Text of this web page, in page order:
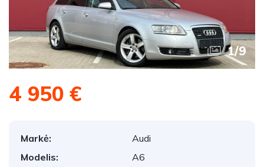
1/9
4 950 €
Markė:
Audi
Modelis:
A6